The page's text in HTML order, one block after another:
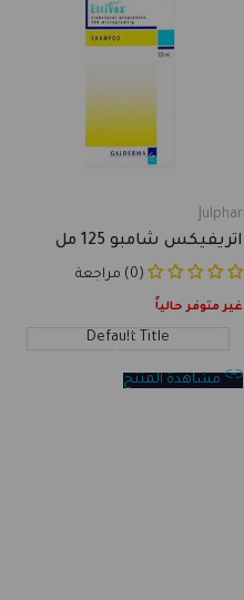
Vendor:
Julphar
اتريفيكس شامبو 125 مل
(0) مراجعة
غير متوفر حالياً
Default Title
مشاهدة المنتج